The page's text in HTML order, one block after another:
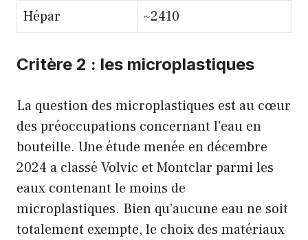
Hépar
~2410
Critère 2 : les microplastiques
La question des microplastiques est au cœur
des préoccupations concernant l’eau en
bouteille. Une étude menée en décembre
2024 a classé Volvic et Montclar parmi les
eaux contenant le moins de
microplastiques. Bien qu’aucune eau ne soit
totalement exempte, le choix des matériaux